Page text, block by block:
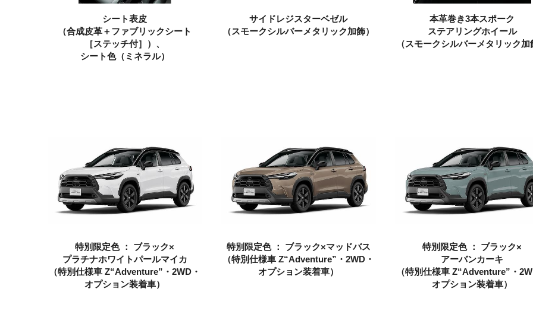
シート表皮
（合成皮革＋ファブリックシート
［ステッチ付］）、
シート色（ミネラル）
サイドレジスターベゼル
（スモークシルバーメタリック加飾）
本革巻き3本スポーク
ステアリングホイール
（スモークシルバーメタリック加
特別限定色 ： ブラック×
プラチナホワイトパールマイカ
（特別仕様車 Z“Adventure”・2WD・
オプション装着車）
特別限定色 ： ブラック×マッドバス
（特別仕様車 Z“Adventure”・2WD・
オプション装着車）
特別限定色 ： ブラック×
アーバンカーキ
（特別仕様車 Z“Adventure”・
オプション装着車）